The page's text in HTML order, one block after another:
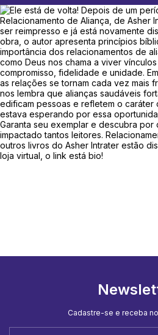
Cadastre-se e receba